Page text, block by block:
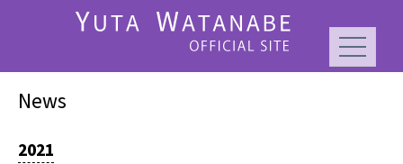
News
2021